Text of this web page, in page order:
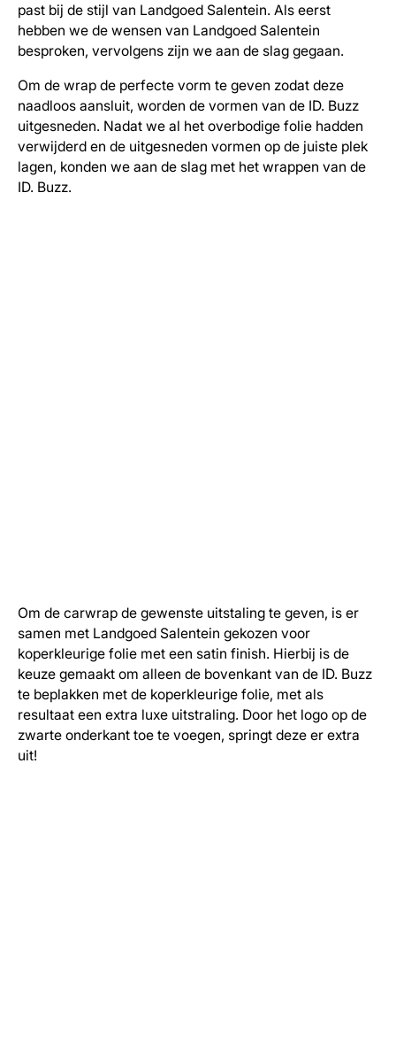
past bij de stijl van Landgoed Salentein. Als eerst
hebben we de wensen van Landgoed Salentein
besproken, vervolgens zijn we aan de slag gegaan.
Om de wrap de perfecte vorm te geven zodat deze
naadloos aansluit, worden de vormen van de ID. Buzz
uitgesneden. Nadat we al het overbodige folie hadden
verwijderd en de uitgesneden vormen op de juiste plek
lagen, konden we aan de slag met het wrappen van de
ID. Buzz.
Om de carwrap de gewenste uitstaling te geven, is er
samen met Landgoed Salentein gekozen voor
koperkleurige folie met een satin finish. Hierbij is de
keuze gemaakt om alleen de bovenkant van de ID. Buzz
te beplakken met de koperkleurige folie, met als
resultaat een extra luxe uitstraling. Door het logo op de
zwarte onderkant toe te voegen, springt deze er extra
uit!